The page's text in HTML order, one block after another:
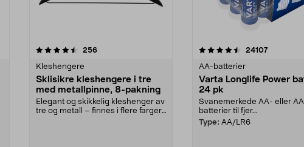
256anmeldelser
Kleshengere
Sklisikre kleshengere i tre
med metallpinne, 8-pakning
Elegant og skikkelig kleshenger av
tre og metall – finnes i flere farger.
4.5av 5 stjerner 24107
AA-batterier
Varta Longlife Power
24 pk
Svanemerkede AA- eller
batterier til fjer...
Type: AA/LR6
4.5av 5 stjerner